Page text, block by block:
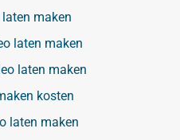
maken
laten maken
laten maken
kosten
laten maken